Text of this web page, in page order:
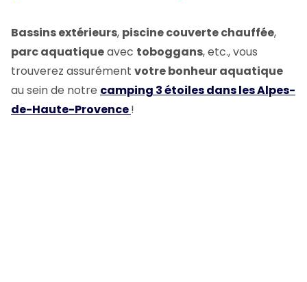
Bassins extérieurs, piscine couverte chauffée,
parc aquatiqueavec toboggans, etc., vous
trouverez assurément votre bonheur aquatique
au sein de notre camping 3 étoiles dans les Alpes-
de-Haute-Provence!